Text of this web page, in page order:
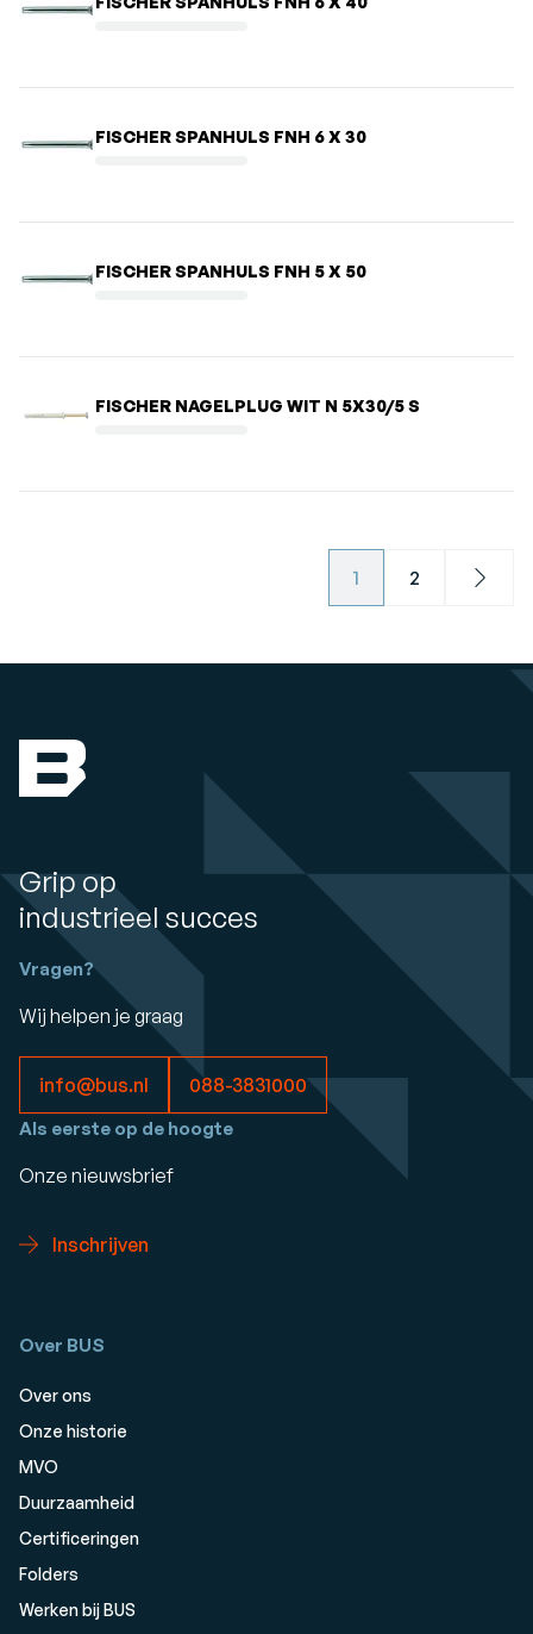
FISCHER SPANHULS FNH 6 X 30
FISCHER SPANHULS FNH 5 X 50
FISCHER NAGELPLUG WIT N 5X30/5 S
1 2 Next
Grip op
industrieel succes
Vragen?
Wij helpen je graag
info@bus.nl 088-3831000
Als eerste op de hoogte
Onze nieuwsbrief
Inschrijven
Over BUS
Over ons
Onze historie
MVO
Duurzaamheid
Certificeringen
Folders
Werken bij BUS